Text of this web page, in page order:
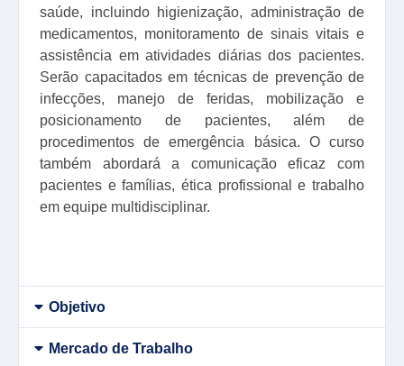
saúde, incluindo higienização, administração de
medicamentos, monitoramento de sinais vitais e
assistência em atividades diárias dos pacientes.
Serão capacitados em técnicas de prevenção de
infecções, manejo de feridas, mobilização e
posicionamento de pacientes, além de
procedimentos de emergência básica. O curso
também abordará a comunicação eficaz com
pacientes e famílias, ética profissional e trabalho
em equipe multidisciplinar.
Objetivo
Mercado de Trabalho